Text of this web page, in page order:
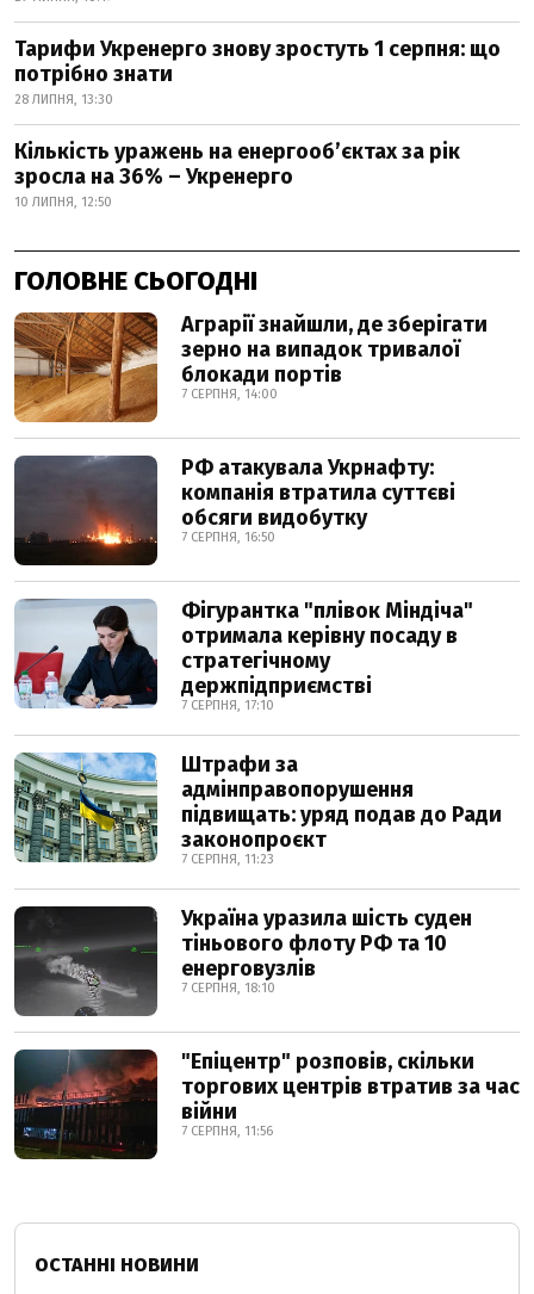
Тарифи Укренерго знову зростуть 1 серпня: що
потрібно знати
28 ЛИПНЯ, 13:30
Кількість уражень на енергооб’єктах за рік
зросла на 36% – Укренерго
10 ЛИПНЯ, 12:50
ГОЛОВНЕ СЬОГОДНІ
Аграрії знайшли, де зберігати
зерно на випадок тривалої
блокади портів
7 СЕРПНЯ, 14:00
РФ атакувала Укрнафту:
компанія втратила суттєві
обсяги видобутку
7 СЕРПНЯ, 16:50
Фігурантка "плівок Міндіча"
отримала керівну посаду в
стратегічному
держпідприємстві
7 СЕРПНЯ, 17:10
Штрафи за
адмінправопорушення
підвищать: уряд подав до Ради
законопроєкт
7 СЕРПНЯ, 11:23
Україна уразила шість суден
тіньового флоту РФ та 10
енерговузлів
7 СЕРПНЯ, 18:10
"Епіцентр" розповів, скільки
торгових центрів втратив за час
війни
7 СЕРПНЯ, 11:56
ОСТАННІ НОВИНИ